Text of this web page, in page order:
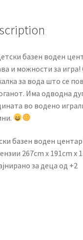
базен воден
и можности за
за вода што се
Има одводна
во водено
базен воден центар
267cm x 191cm x
за деца од +2